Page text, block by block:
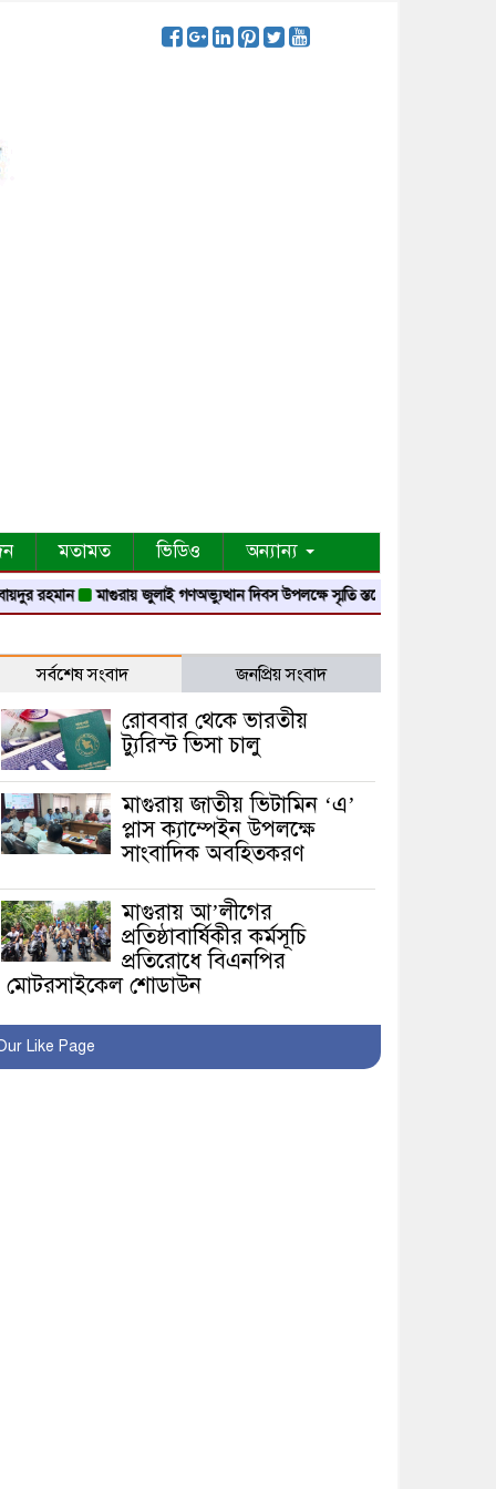
মতামত ভিডিও অন্যান্য
মাগুরায় জুলাই গণঅভ্যুত্থান দিবস উপলক্ষে স্মৃতি স্তম্ভে শ্রদ্ধা নিবেদন
সর্বশেষ সংবাদ জনপ্রিয় সংবাদ
রোববার থেকে ভারতীয়
ট্যুরিস্ট ভিসা চালু
মাগুরায় জাতীয় ভিটামিন ‘এ’
প্লাস ক্যাম্পেইন উপলক্ষে
সাংবাদিক অবহিতকরণ
মাগুরায় আ’লীগের
প্রতিষ্ঠাবার্ষিকীর কর্মসূচি
প্রতিরোধে বিএনপির
মোটরসাইকেল শোডাউন
মাগুরার ডিসি
Like Page